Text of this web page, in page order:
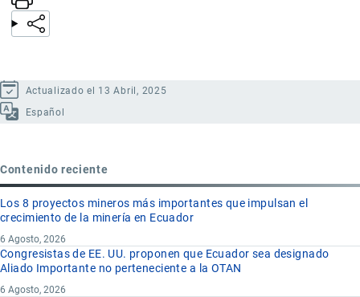
Actualizado el 13 Abril, 2025
Español
Contenido reciente
Los 8 proyectos mineros más importantes que impulsan el
crecimiento de la minería en Ecuador
6 Agosto, 2026
Congresistas de EE. UU. proponen que Ecuador sea designado
Aliado Importante no perteneciente a la OTAN
6 Agosto, 2026